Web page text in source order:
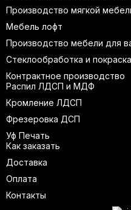
Производство мягкой
Мебель лофт
Производство мебели для
Стеклообработка и
Контрактное производство
Распил ЛДСП и МДФ
Кромление ЛДСП
Фрезеровка ДСП
Уф Печать
Как заказать
Доставка
Оплата
Контакты